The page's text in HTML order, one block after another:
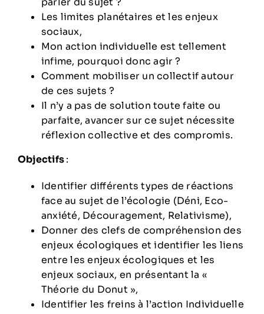
Les limites planétaires et les enjeux
sociaux,
Mon action individuelle est tellement
infime, pourquoi donc agir ?
Comment mobiliser un collectif autour
de ces sujets ?
Il n’y a pas de solution toute faite ou
parfaite, avancer sur ce sujet nécessite
réflexion collective et des compromis.
Objectifs:
Identifier différents types de réactions
face au sujet de l’écologie (Déni, Eco-
anxiété, Découragement, Relativisme),
Donner des clefs de compréhension des
enjeux écologiques et identifier les liens
entre les enjeux écologiques et les
enjeux sociaux, en présentant la «
Théorie du Donut »,
Identifier les freins à l’action Individuelle